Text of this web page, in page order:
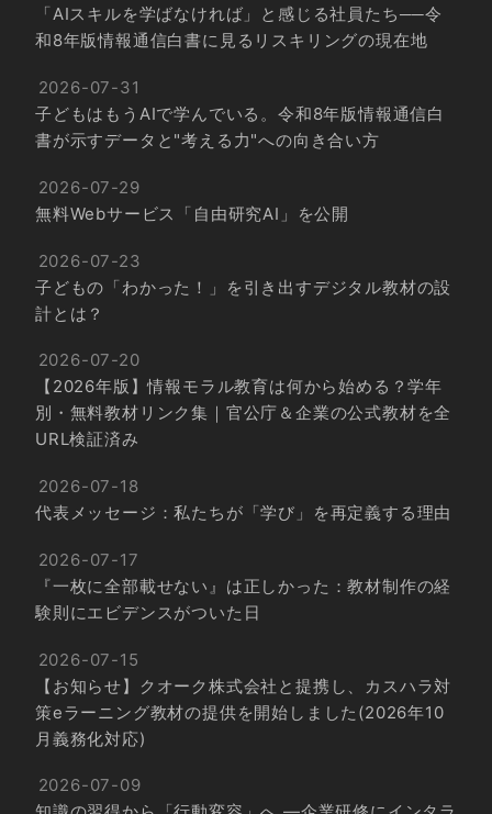
「AIスキルを学ばなければ」と感じる社員たち──令
和8年版情報通信白書に見るリスキリングの現在地
2026-07-31
子どもはもうAIで学んでいる。令和8年版情報通信白
書が示すデータと"考える力"への向き合い方
2026-07-29
無料Webサービス「自由研究AI」を公開
2026-07-23
子どもの「わかった！」を引き出すデジタル教材の設
計とは？
2026-07-20
【2026年版】情報モラル教育は何から始める？学年
別・無料教材リンク集｜官公庁＆企業の公式教材を全
URL検証済み
2026-07-18
代表メッセージ：私たちが「学び」を再定義する理由
2026-07-17
『一枚に全部載せない』は正しかった：教材制作の経
験則にエビデンスがついた日
2026-07-15
【お知らせ】クオーク株式会社と提携し、カスハラ対
策eラーニング教材の提供を開始しました(2026年10
月義務化対応)
2026-07-09